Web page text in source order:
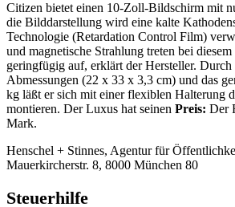
Citizen bietet einen 10-Zoll-Bildschirm mit
die Bilddarstellung wird eine kalte
Technologie (Retardation Control Film)
und magnetische Strahlung treten bei
geringfügig auf, erklärt der Hersteller. Durch
Abmessungen (22 x 33 x 3,3 cm) und das
kg läßt er sich mit einer flexiblen Halterung
montieren. Der Luxus hat seinen Preis: Der
Mark.
Henschel + Stinnes, Agentur für
Mauerkircherstr. 8, 8000 München 80
Steuerhilfe